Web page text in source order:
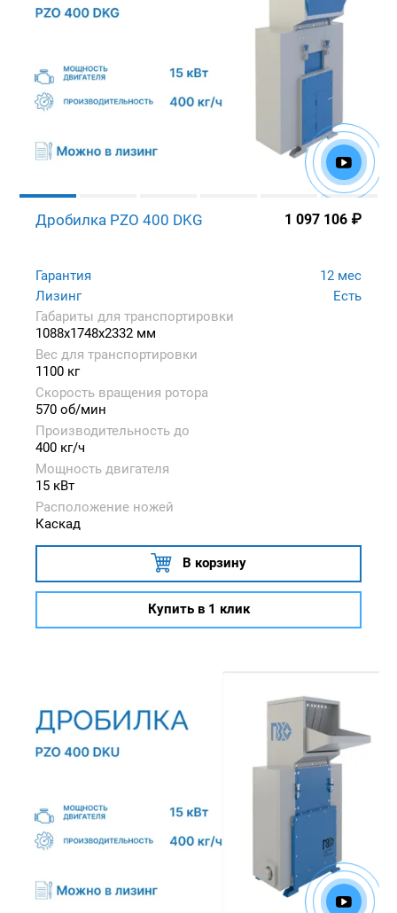
Дробилка PZO 400 DKG 1 097 106 ₽
Гарантия
12 мес
Лизинг
Есть
Габариты для транспортировки
1088x1748x2332 мм
Вес для транспортировки
1100 кг
Скорость вращения ротора
570 об/мин
Производительность до
400 кг/ч
Мощность двигателя
15 кВт
Расположение ножей
Каскад
В корзину
Купить в 1 клик